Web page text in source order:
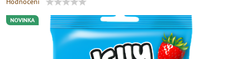
NOVINKA